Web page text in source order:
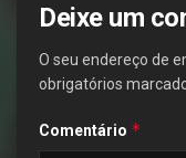
Deixe um
O seu endereço de
obrigatórios
Comentário *